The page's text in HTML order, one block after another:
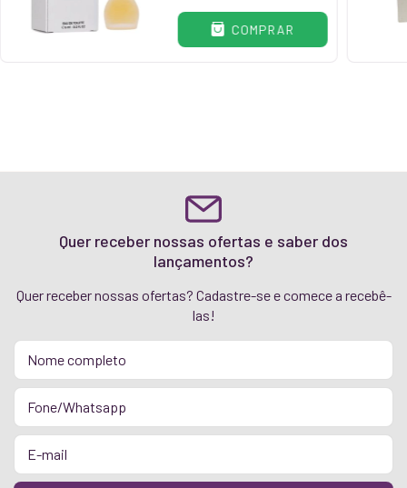
COMPRAR
Quer receber nossas ofertas e saber dos
lançamentos?
Quer receber nossas ofertas? Cadastre-se e comece a recebê-
las!